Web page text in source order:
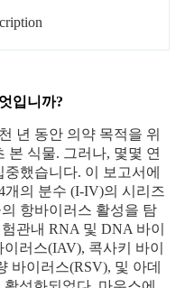
입니까?
년 동안 의약 목적을 위
본 식물. 그러나, 몇몇 연
했습니다. 이 보고서에
개의 분수 (I-IV)의 시리즈
항바이러스 활성을 탐
관내 RNA 및 DNA 바이
러스(IAV), 콕사키 바이
바이러스(RSV), 및 아데